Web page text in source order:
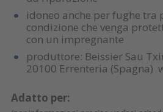
idoneo anche per fughe tra
condizione che venga
con un impregnante
produttore: Beissier Sau
20100 Errenteria (Spagna)
Adatto per: